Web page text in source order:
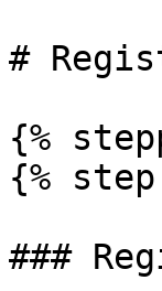
#
{%
{% step
###